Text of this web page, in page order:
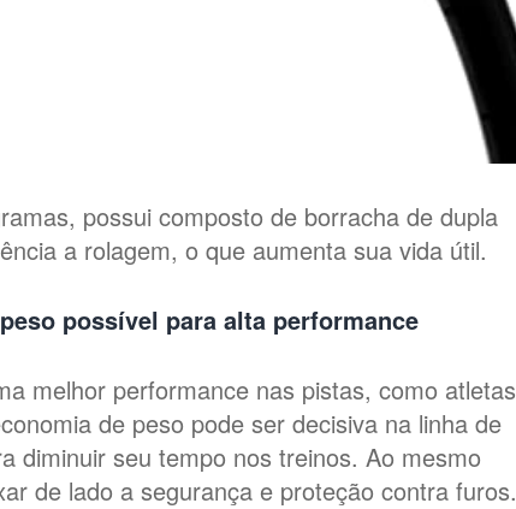
possui composto de borracha de dupla
a rolagem, o que aumenta sua vida útil.
possível para alta performance
melhor performance nas pistas, como atletas
de peso pode ser decisiva na linha de
diminuir seu tempo nos treinos. Ao mesmo
de lado a segurança e proteção contra furos.